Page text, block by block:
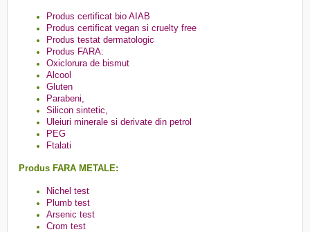
Produs certificat bio AIAB
Produs certificat vegan si cruelty free
Produs testat dermatologic
Produs FARA:
Oxiclorura de bismut
Alcool
Gluten
Parabeni,
Silicon sintetic,
Uleiuri minerale si derivate din petrol
PEG
Ftalati
Produs FARA METALE:
Nichel test
Plumb test
Arsenic test
Crom test